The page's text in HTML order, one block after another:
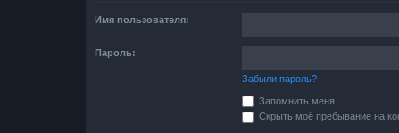
Имя пользователя:
Пароль:
Забыли пароль?
Запомнить меня
Скрыть моё пребывание на